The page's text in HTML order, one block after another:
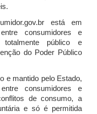
está em
consumidores e
público e
do Poder Público
e mantido pelo Estado,
consumidores e
de consumo, a
e só é permitida